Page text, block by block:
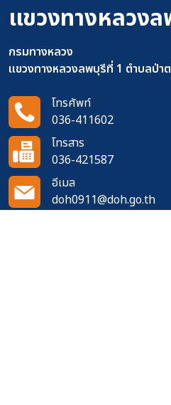
แขวงทางหลวง
กรมทางหลวง
แขวงทางหลวงลพบุรีที่ 1 ตำบลป่า
โทรศัพท์
036-411602
โทรสาร
036-421587
อีเมล
doh0911@doh.go.th